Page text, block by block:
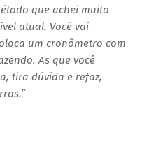
que achei muito
atual. Você vai
um cronômetro com
As que você
tira dúvida e refaz,